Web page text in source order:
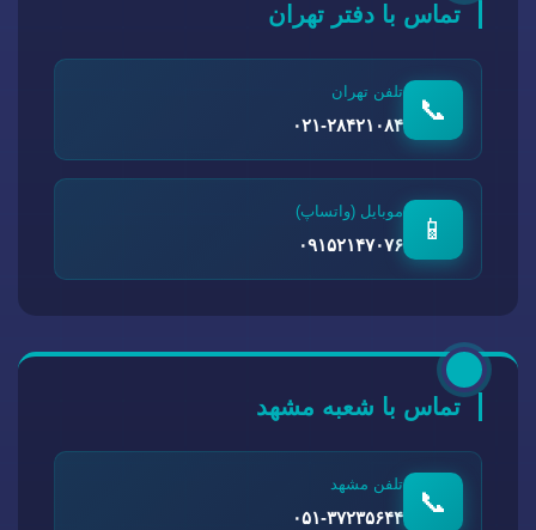
تماس با دفتر تهران
📞
تلفن تهران
۰۲۱-۲۸۴۲۱۰۸۴
📱
موبایل (واتساپ)
۰۹۱۵۲۱۴۷۰۷۶
تماس با شعبه مشهد
📞
تلفن مشهد
۰۵۱-۳۷۲۳۵۶۴۴